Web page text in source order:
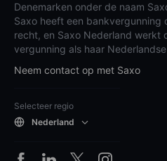
Denemarken onder de naam
Saxo heeft een bankvergunning
recht, en Saxo Nederland werkt
vergunning als haar
Neem contact op met Saxo
Selecteer regio
Nederland